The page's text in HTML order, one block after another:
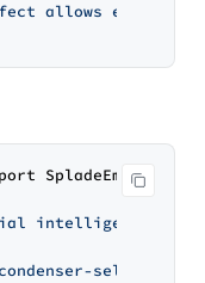
allows
intelligence
selfdistil"